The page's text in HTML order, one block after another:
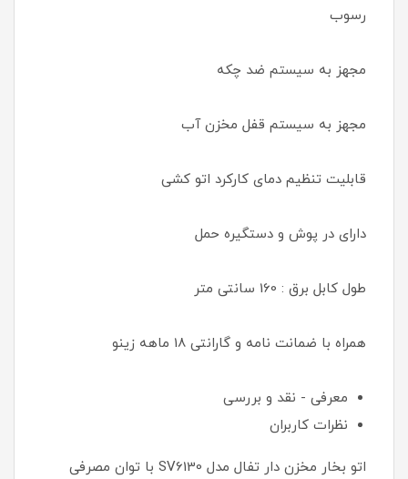
رسوب
مجهز به سیستم ضد چکه
مجهز به سیستم قفل مخزن آب
قابلیت تنظیم دمای کارکرد اتو کشی
دارای در پوش و دستگیره حمل
طول کابل برق : 160 سانتی متر
همراه با ضمانت نامه و گارانتی 18 ماهه زینو
معرفی - نقد و بررسی
نظرات کاربران
اتو بخار مخزن دار تفال مدل SV6130 با توان مصرفی